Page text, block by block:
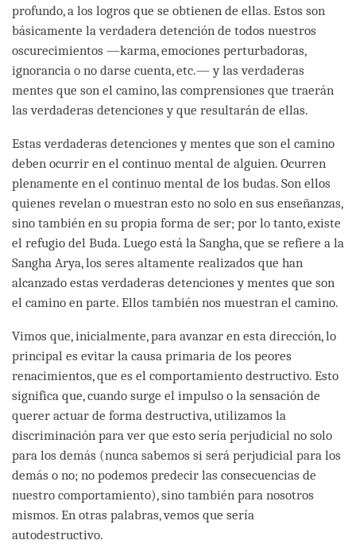
profundo, a los logros que se obtienen de ellas. Estos son
básicamente la verdadera detención de todos nuestros
oscurecimientos —karma, emociones perturbadoras,
ignorancia o no darse cuenta, etc.— y las verdaderas
mentes que son el camino, las comprensiones que traerán
las verdaderas detenciones y que resultarán de ellas.
Estas verdaderas detenciones y mentes que son el camino
deben ocurrir en el continuo mental de alguien. Ocurren
plenamente en el continuo mental de los budas. Son ellos
quienes revelan o muestran esto no solo en sus enseñanzas,
sino también en su propia forma de ser; por lo tanto, existe
el refugio del Buda. Luego está la Sangha, que se refiere a la
Sangha Arya, los seres altamente realizados que han
alcanzado estas verdaderas detenciones y mentes que son
el camino en parte. Ellos también nos muestran el camino.
Vimos que, inicialmente, para avanzar en esta dirección, lo
principal es evitar la causa primaria de los peores
renacimientos, que es el comportamiento destructivo. Esto
significa que, cuando surge el impulso o la sensación de
querer actuar de forma destructiva, utilizamos la
discriminación para ver que esto sería perjudicial no solo
para los demás (nunca sabemos si será perjudicial para los
demás o no; no podemos predecir las consecuencias de
nuestro comportamiento), sino también para nosotros
mismos. En otras palabras, vemos que sería
autodestructivo.